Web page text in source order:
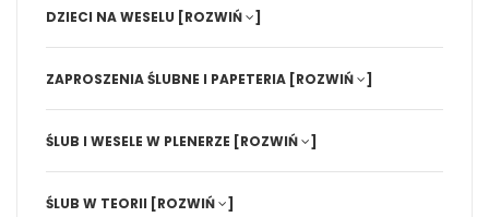
DZIECI NA WESELU [ROZWIŃ ]
ZAPROSZENIA ŚLUBNE I PAPETERIA [ROZWIŃ ]
ŚLUB I WESELE W PLENERZE [ROZWIŃ ]
ŚLUB W TEORII [ROZWIŃ ]